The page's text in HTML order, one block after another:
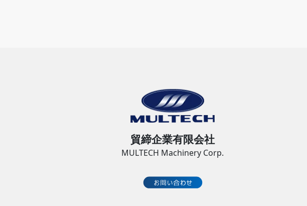
貿締企業有限会社
MULTECH Machinery Corp.